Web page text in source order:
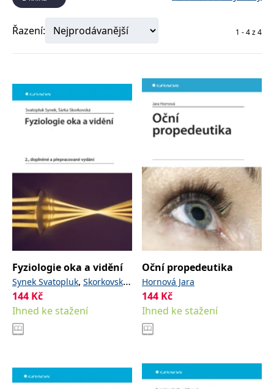
Řazení: 1 -4z4
Fyziologie oka a vidění
Synek Svatopluk, Skorkovská
Šárka
144 Kč
Ihned ke stažení
Oční propedeutika
Hornová Jara
144 Kč
Ihned ke stažení